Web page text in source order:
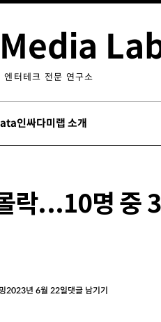
엔터테크 전문 연구소
인싸다미랩 소개
락...10명 중
2023년 6월 22일댓글 남기기